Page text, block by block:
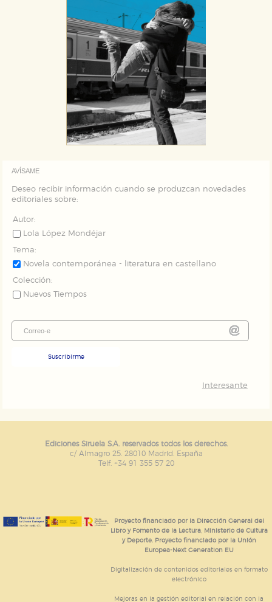
AVÍSAME
Deseo recibir información cuando se produzcan novedades
editoriales sobre:
Autor:
Lola López Mondéjar
Tema:
Novela contemporánea - literatura en castellano
Colección:
Nuevos Tiempos
Suscribirme
Interesante
Ediciones Siruela S.A. reservados todos los derechos.
c/ Almagro 25. 28010 Madrid. España
Telf. +34 91 355 57 20
Proyecto financiado por la Dirección General del
Libro y Fomento de la Lectura, Ministerio de Cultura
y Deporte. Proyecto financiado por la Unión
Europea-Next Generation EU
Digitalización de contenidos editoriales en formato
electrónico
Mejoras en la gestión editorial en relación con la